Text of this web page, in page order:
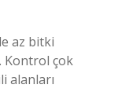
az bitki
Kontrol çok
alanları